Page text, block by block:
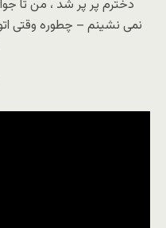
نمی نشینم – چطوره وقتی